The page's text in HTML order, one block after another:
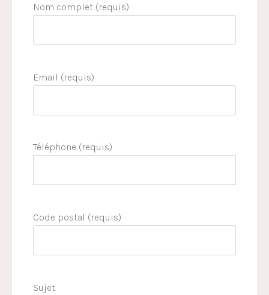
Nom complet (requis)
Email (requis)
Téléphone (requis)
Code postal (requis)
Sujet